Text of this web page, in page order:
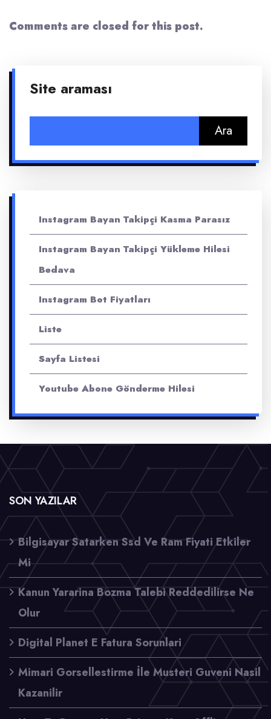
Comments are closed for this post.
Site araması
Instagram Bayan Takipçi Kasma Parasız
Instagram Bayan Takipçi Yükleme Hilesi
Bedava
Instagram Bot Fiyatları
Liste
Sayfa Listesi
Youtube Abone Gönderme Hilesi
SON YAZILAR
Bilgisayar Satarken Ssd Ve Ram Fiyati Etkiler
Mi
Kanun Yararina Bozma Talebi Reddedilirse Ne
Olur
Digital Planet E Fatura Sorunlari
Mimari Gorsellestirme İle Musteri Guveni Nasil
Kazanilir